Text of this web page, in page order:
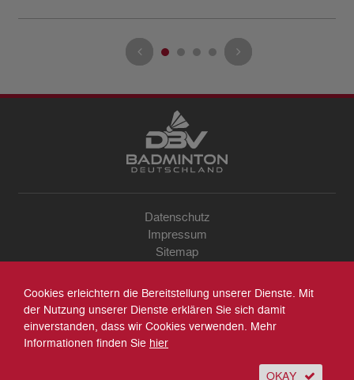
Datenschutz
Impressum
Sitemap
Archiv
Suche
Cookies erleichtern die Bereitstellung unserer Dienste. Mit
der Nutzung unserer Dienste erklären Sie sich damit
einverstanden, dass wir Cookies verwenden. Mehr
Informationen finden Sie hier
OKAY